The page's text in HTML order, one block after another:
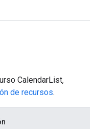
CalendarList,
de recursos.